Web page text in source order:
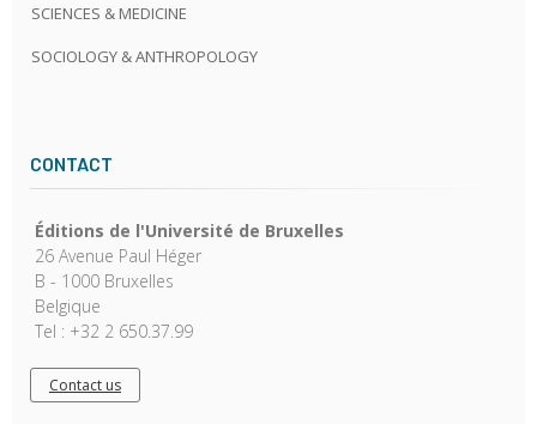
SCIENCES & MEDICINE
SOCIOLOGY & ANTHROPOLOGY
CONTACT
Éditions de l'Université de Bruxelles
26 Avenue Paul Héger
B - 1000 Bruxelles
Belgique
Tel : +32 2 650.37.99
Contact us